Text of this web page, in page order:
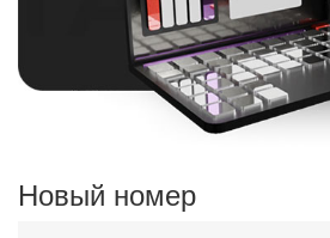
Новый номер